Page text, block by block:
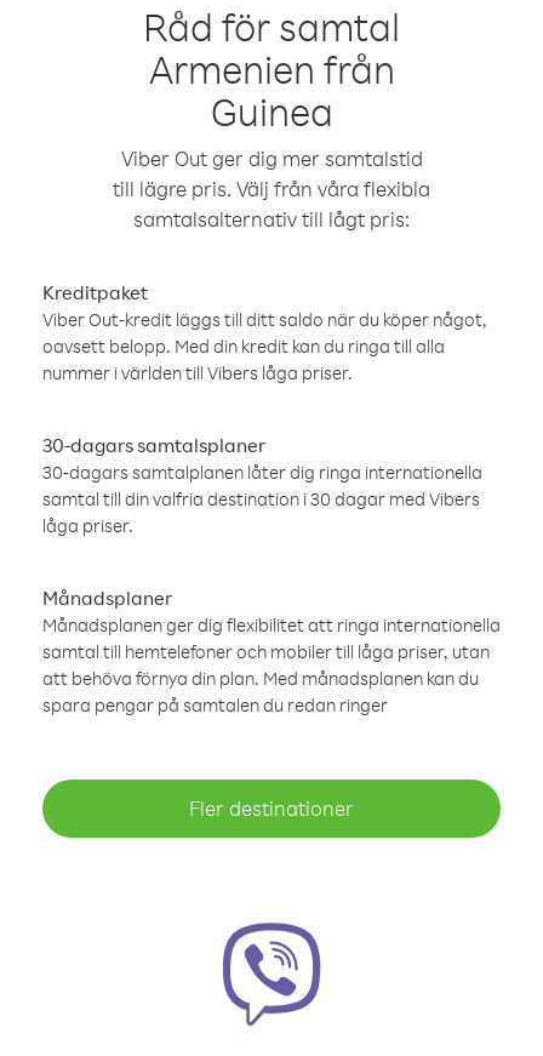
Råd för samtal
Armenien från
Guinea
Viber Out ger dig mer samtalstid
till lägre pris. Välj från våra flexibla
samtalsalternativ till lågt pris:
Kreditpaket
Viber Out-kredit läggs till ditt saldo när du köper något,
oavsett belopp. Med din kredit kan du ringa till alla
nummer i världen till Vibers låga priser.
30-dagars samtalsplaner
30-dagars samtalplanen låter dig ringa internationella
samtal till din valfria destination i 30 dagar med Vibers
låga priser.
Månadsplaner
Månadsplanen ger dig flexibilitet att ringa internationella
samtal till hemtelefoner och mobiler till låga priser, utan
att behöva förnya din plan. Med månadsplanen kan du
spara pengar på samtalen du redan ringer
Fler destinationer